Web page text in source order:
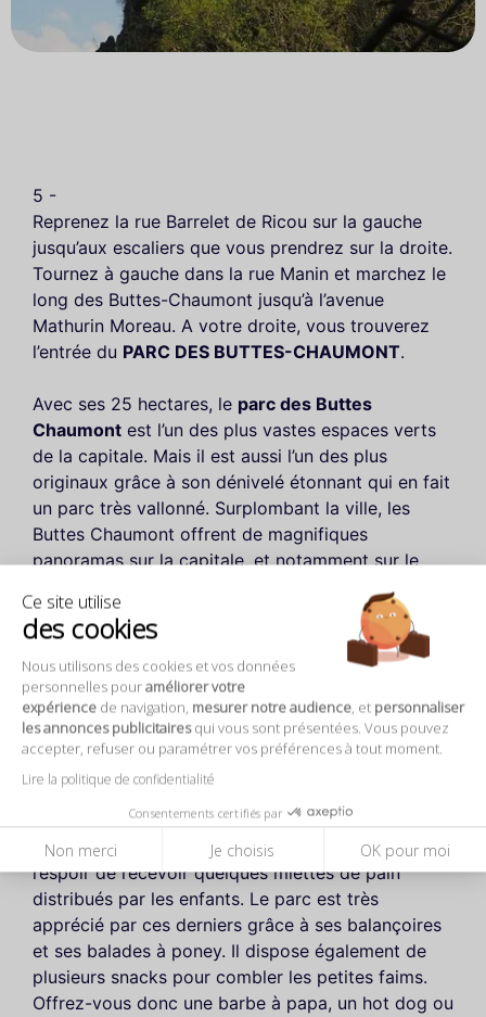
Ce site utilise
des cookies
Nous utilisons des cookies et vos données
personnelles pouraméliorer votre
expérience de navigation, mesurer notre audience, et personnaliser
les annonces publicitairesqui vous sont présentées. Vous pouvez
accepter, refuser ou paramétrer vos préférences à tout moment.
Lire la politique de confidentialité
Consentements certifiés par
Non merci Je choisis OK pour moi
5 -
Reprenez la rue Barrelet de Ricou sur la gauche
jusqu’aux escaliers que vous prendrez sur la droite.
Tournez à gauche dans la rue Manin et marchez le
long des Buttes-Chaumont jusqu’à l’avenue
Mathurin Moreau. A votre droite, vous trouverez
l’entrée du PARC DES BUTTES-CHAUMONT.
Avec ses 25 hectares, le parc des Buttes
Chaumont est l’un des plus vastes espaces verts
de la capitale. Mais il est aussi l’un des plus
originaux grâce à son dénivelé étonnant qui en fait
un parc très vallonné. Surplombant la ville, les
Buttes Chaumont offrent de magnifiques
panoramas sur la capitale, et notamment sur le
quartier de Montmartre. Les grottes, les rochers
abrupts, les cascades, le pont suspendu et le
grand lac artificiel procurent à cet endroit un
charme très particulier qu’on ne retrouve dans
aucun autre parc de Paris.
De nombreux arbres exotiques ornent le parc et
attirent une grande diversités d’oiseaux tels que
des mouettes, des poules d’eau, ou encore des
canards colverts. Tous se partagent ce superbe
espace et roucoulent autour du lac artificiel dans
l’espoir de recevoir quelques miettes de pain
distribués par les enfants. Le parc est très
apprécié par ces derniers grâce à ses balançoires
et ses balades à poney. Il dispose également de
plusieurs snacks pour combler les petites faims.
Offrez-vous donc une barbe à papa, un hot dog ou